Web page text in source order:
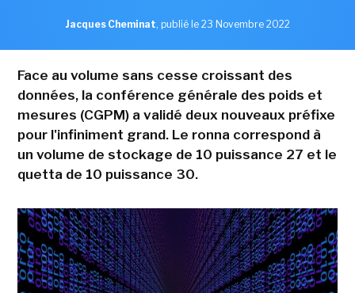
Jacques Cheminat, publié le 23 Novembre 2022
Face au volume sans cesse croissant des
données, la conférence générale des poids et
mesures (CGPM) a validé deux nouveaux préfixe
pour l'infiniment grand. Le ronna correspond à
un volume de stockage de 10 puissance 27 et le
quetta de 10 puissance 30.